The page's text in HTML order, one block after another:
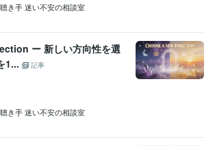
リング 傾聴カウンセラー
業
談 投資・投機FXトレード
運用
き手 迷い不安の相談室
ー 新しい方向性を選
1...
記事
き手 迷い不安の相談室